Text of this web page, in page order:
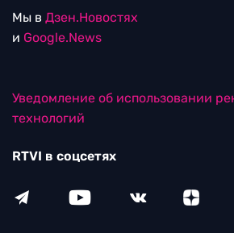
Мы в Дзен.Новостях
и Google.News
Уведомление об использовании
технологий
RTVI в соцсетях